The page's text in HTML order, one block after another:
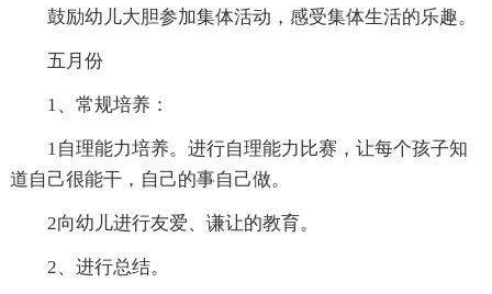
鼓励幼儿大胆参加集体活动，感受集体生活的乐趣。
五月份
1、常规培养：
1自理能力培养。进行自理能力比赛，让每个孩子知
道自己很能干，自己的事自己做。
2向幼儿进行友爱、谦让的教育。
2、进行总结。